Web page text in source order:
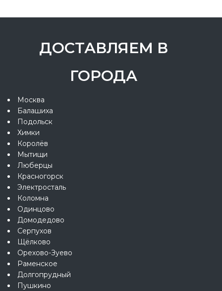
ДОСТАВЛЯЕМ В
ГОРОДА
Москва
Балашиха
Подольск
Химки
Королёв
Мытищи
Люберцы
Красногорск
Электросталь
Коломна
Одинцово
Домодедово
Серпухов
Щёлково
Орехово-Зуево
Раменское
Долгопрудный
Пушкино